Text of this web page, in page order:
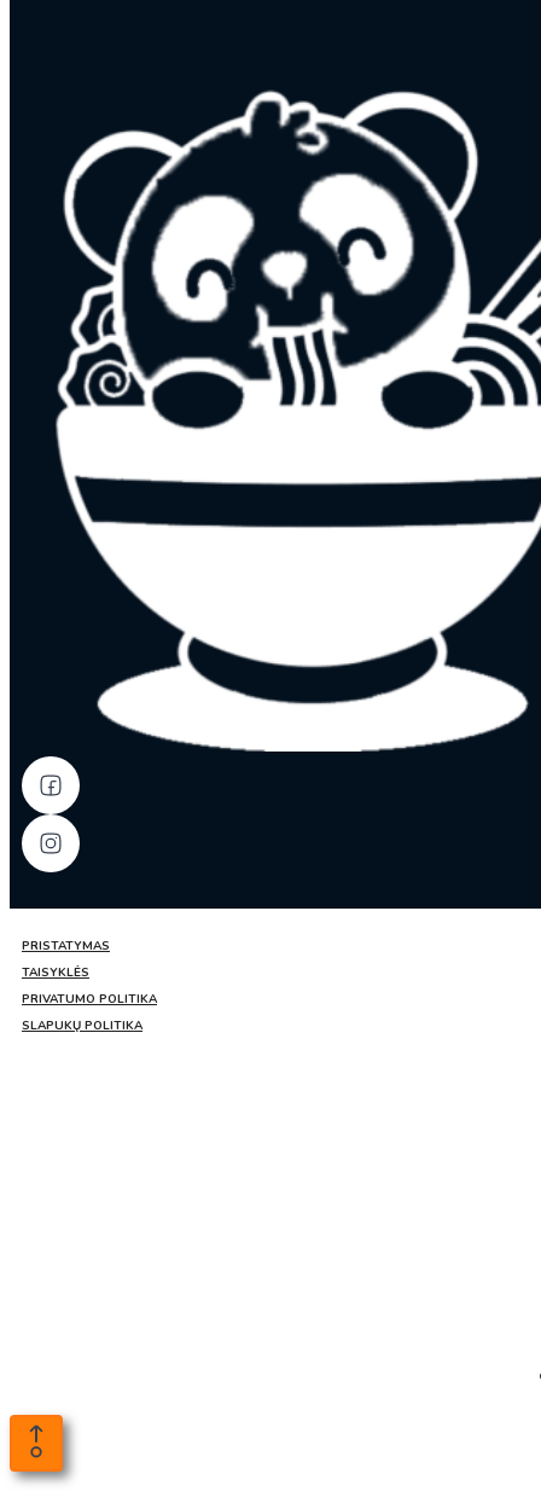
PRISTATYMAS
TAISYKLĖS
PRIVATUMO POLITIKA
SLAPUKŲ POLITIKA